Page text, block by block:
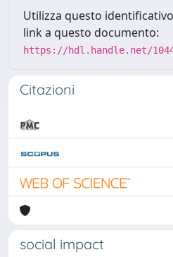
Utilizza questo
link a questo documento:
https://hdl.handle.net/
Citazioni
social impact